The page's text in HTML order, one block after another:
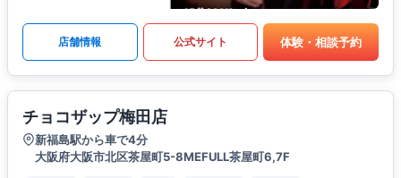
店舗情報 公式サイト 体験・相談予約
チョコザップ梅田店
新福島駅から車で4分
大阪府大阪市北区茶屋町5-8MEFULL茶屋町6,7F